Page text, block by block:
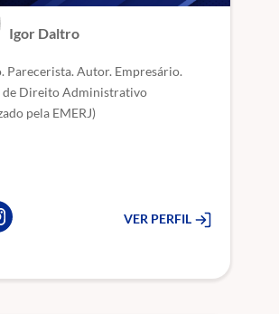
Igor Daltro
Parecerista. Autor. Empresário.
de Direito Administrativo
pela EMERJ)
VER PERFIL